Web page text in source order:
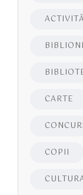
CARTE
COPII